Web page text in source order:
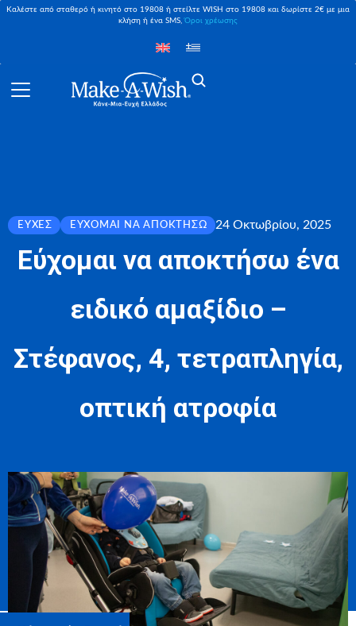
Καλέστε από σταθερό ή κινητό στο 19808 ή στείλτε WISH στο 19808 και δωρίστε 2€ με μια
κλήση ή ένα SMS,Όροι χρέωσης
ΕΥΧΈΣ ΕΎΧΟΜΑΙ ΝΑ ΑΠΟΚΤΉΣΩ 24 Οκτωβρίου, 2025
Εύχομαι να αποκτήσω ένα
ειδικό αμαξίδιο –
Στέφανος, 4, τετραπληγία,
οπτική ατροφία